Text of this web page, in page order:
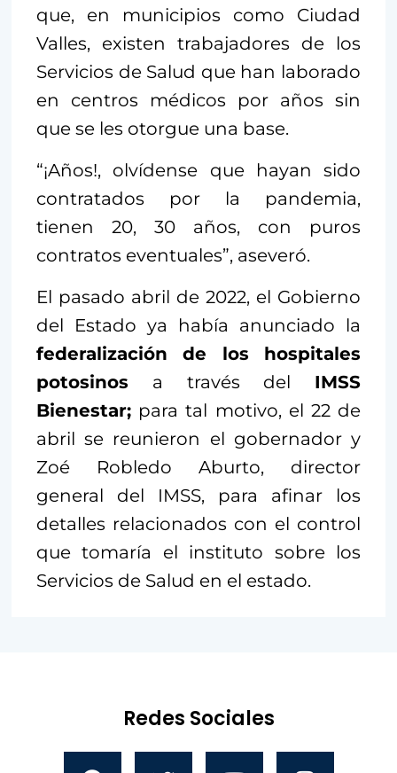
que, en municipios como Ciudad
Valles, existen trabajadores de los
Servicios de Salud que han laborado
en centros médicos por años sin
que se les otorgue una base.
“¡Años!, olvídense que hayan sido
contratados por la pandemia,
tienen 20, 30 años, con puros
contratos eventuales”, aseveró.
El pasado abril de 2022, el Gobierno
del Estado ya había anunciado la
federalización de los hospitales
potosinos a través del IMSS
Bienestar; para tal motivo, el 22 de
abril se reunieron el gobernador y
Zoé Robledo Aburto, director
general del IMSS, para afinar los
detalles relacionados con el control
que tomaría el instituto sobre los
Servicios de Salud en el estado.
Redes Sociales